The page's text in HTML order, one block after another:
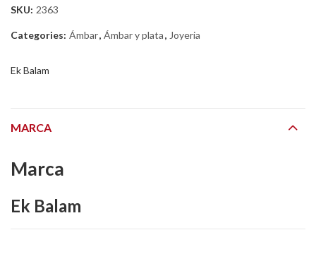
SKU: 2363
Categories: Ámbar, Ámbar y plata, Joyeria
Ek Balam
MARCA
Marca
Ek Balam